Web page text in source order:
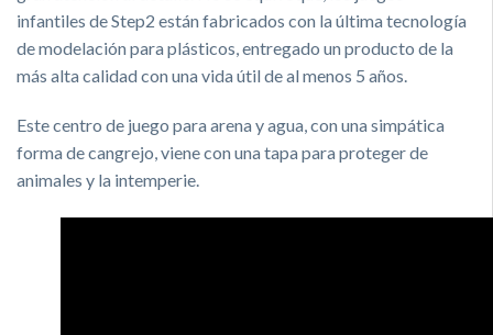
infantiles de Step2 están fabricados con la última tecnología
de modelación para plásticos, entregado un producto de la
más alta calidad con una vida útil de al menos 5 años.
Este centro de juego para arena y agua, con una simpática
forma de cangrejo, viene con una tapa para proteger de
animales y la intemperie.